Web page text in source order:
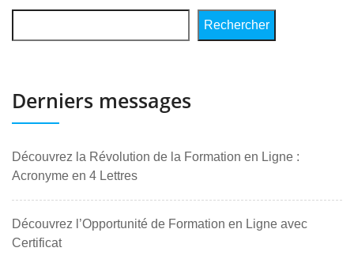
Rechercher
Derniers messages
Découvrez la Révolution de la Formation en Ligne :
Acronyme en 4 Lettres
Découvrez l’Opportunité de Formation en Ligne avec
Certificat